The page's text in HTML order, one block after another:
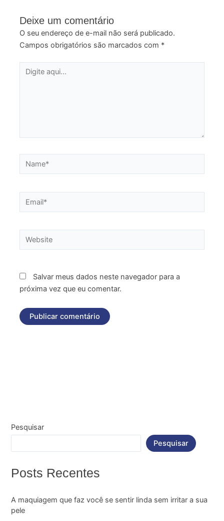
Deixe um comentário
O seu endereço de e-mail não será publicado.
Campos obrigatórios são marcados com *
Digite
Name*
Email*
Website
Salvar meus dados neste navegador para a
próxima vez que eu comentar.
Pesquisar
Pesquisar
Posts Recentes
A maquiagem que faz você se sentir linda sem irritar a sua
pele